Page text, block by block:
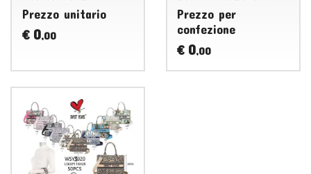
Prezzo unitario
€ 0,00
Prezzo per
confezione
€ 0,00